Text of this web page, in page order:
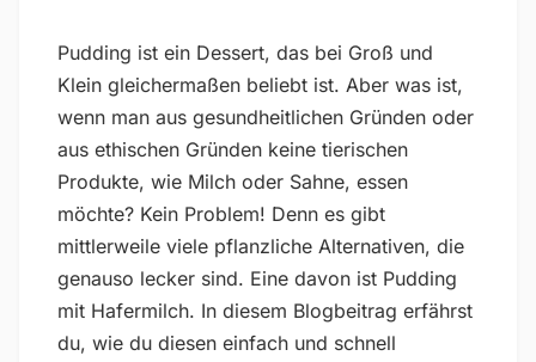
Pudding ist ein Dessert, das bei Groß und
Klein gleichermaßen beliebt ist. Aber was ist,
wenn man aus gesundheitlichen Gründen oder
aus ethischen Gründen keine tierischen
Produkte, wie Milch oder Sahne, essen
möchte? Kein Problem! Denn es gibt
mittlerweile viele pflanzliche Alternativen, die
genauso lecker sind. Eine davon ist Pudding
mit Hafermilch. In diesem Blogbeitrag erfährst
du, wie du diesen einfach und schnell